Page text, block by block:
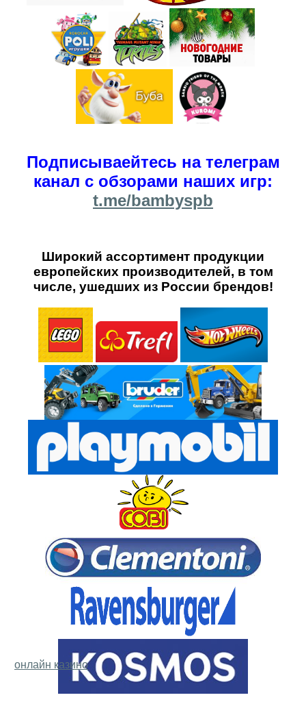
онлайн казино
Подписываейтесь на телеграм
канал с обзорами наших игр:
t.me/bambyspb
Широкий ассортимент продукции
европейских производителей, в том
числе, ушедших из России брендов!